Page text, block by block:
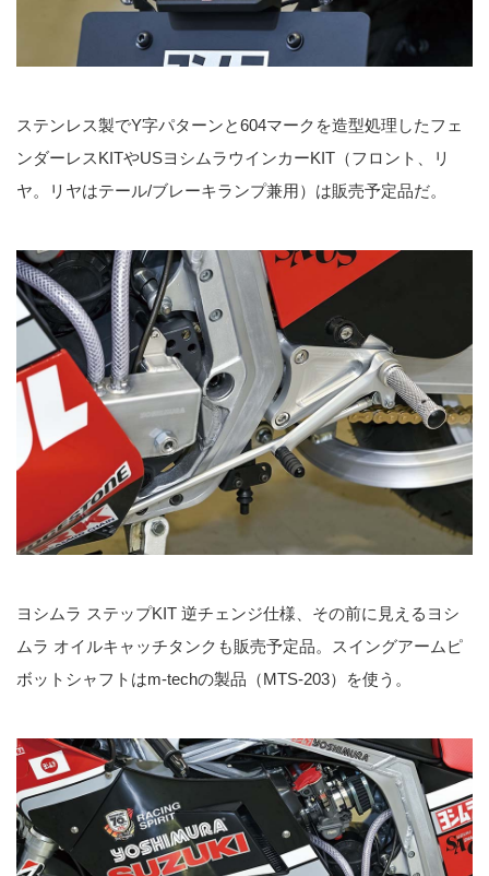
ステンレス製でY字パターンと604マークを造型処理したフェ
ンダーレスKITやUSヨシムラウインカーKIT（フロント、リ
ヤ。リヤはテール/ブレーキランプ兼用）は販売予定品だ。
ヨシムラ ステップKIT 逆チェンジ仕様、その前に見えるヨシ
ムラ オイルキャッチタンクも販売予定品。スイングアームピ
ボットシャフトはm-techの製品（MTS-203）を使う。